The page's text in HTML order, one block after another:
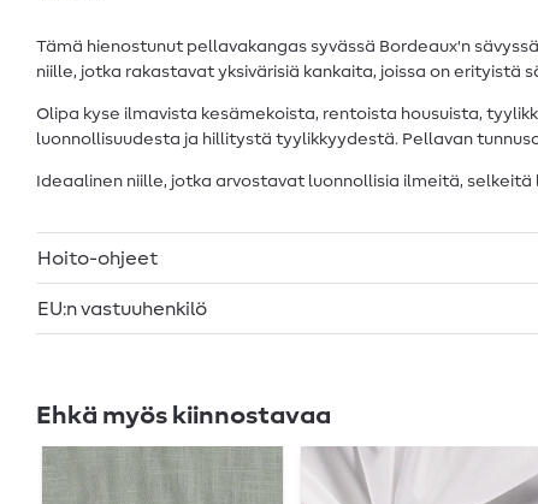
Tämä hienostunut pellavakangas syvässä Bordeaux'n
niille, jotka rakastavat yksivärisiä kankaita, joissa on erityistä
Olipa kyse ilmavista kesämekoista, rentoista housuista,
luonnollisuudesta ja hillitystä tyylikkyydestä. Pellavan
Ideaalinen niille, jotka arvostavat luonnollisia ilmeitä, selkeitä
Hoito-ohjeet
EU:n vastuuhenkilö
Ehkä myös kiinnostavaa